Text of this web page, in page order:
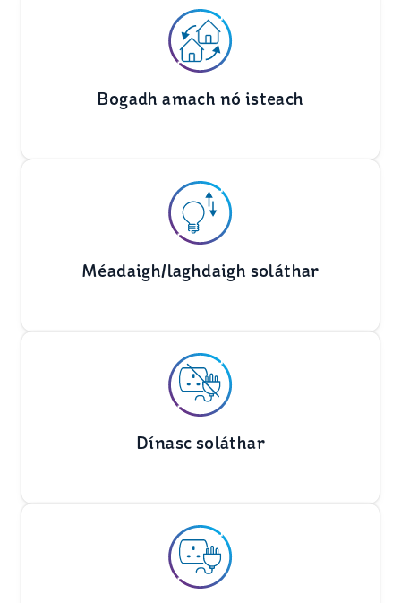
Bogadh amach nó isteach
Méadaigh/laghdaigh soláthar
Dínasc soláthar